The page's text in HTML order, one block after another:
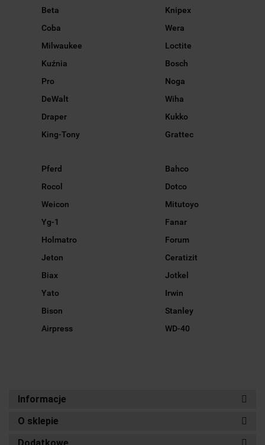
Beta
Coba
Milwaukee
Kuźnia
Pro
DeWalt
Draper
King-Tony
Knipex
Wera
Loctite
Bosch
Noga
Wiha
Kukko
Grattec
Pferd
Rocol
Weicon
Yg-1
Holmatro
Jeton
Biax
Yato
Bison
Airpress
Bahco
Dotco
Mitutoyo
Fanar
Forum
Ceratizit
Jotkel
Irwin
Stanley
WD-40
Informacje
O sklepie